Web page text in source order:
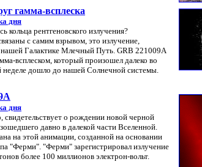
гамма-всплеска
дня
кольца рентгеновского излучения?
с самим взрывом, это излучение,
Галактике Млечный Путь. GRB 221009A
всплеском, который произошел далеко во
неделе дошло до нашей Солнечной системы.
дня
о рождении новой черной
давно в далекой части Вселенной.
на этой анимации, созданной на основании
"Ферми". "Ферми" зарегистрировал излучение
более 100 миллионов электрон-вольт.